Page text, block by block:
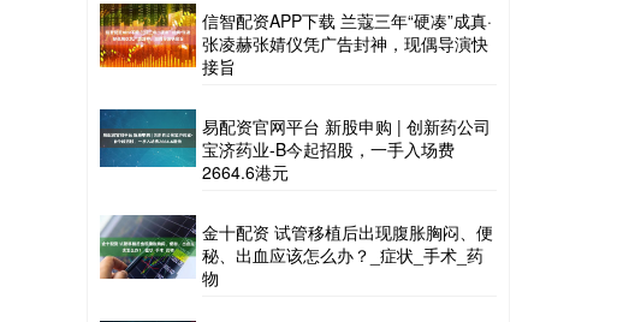
信智配资APP下载 兰蔻三年“硬凑”成真·
张凌赫张婧仪凭广告封神，现偶导演快
接旨
易配资官网平台 新股申购 | 创新药公司
宝济药业-B今起招股，一手入场费
2664.6港元
金十配资 试管移植后出现腹胀胸闷、便
秘、出血应该怎么办？_症状_手术_药
物